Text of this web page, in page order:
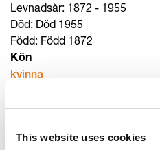
This website uses cookies
Levnadsår: 1872 - 1955
Död: Död 1955
Född: Född 1872
Kön
kvinna
Födelseort:Göteborg